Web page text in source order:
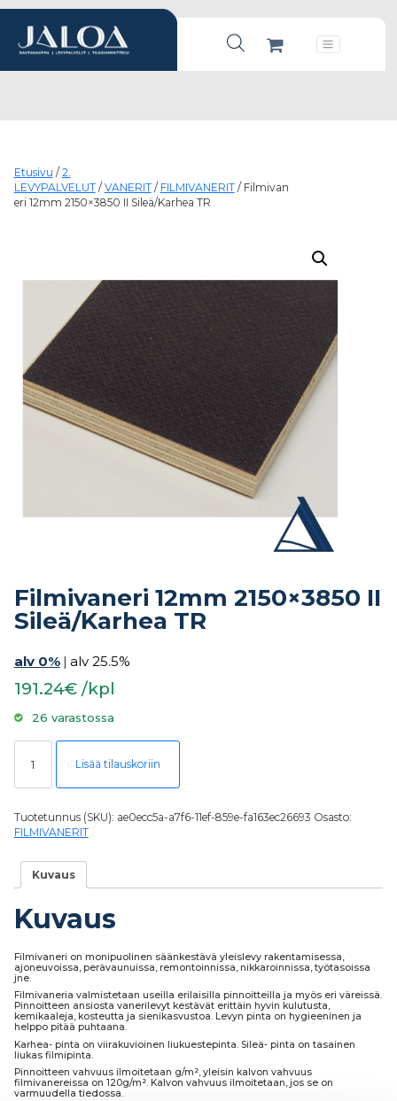
Products search
Päävalikko
Etusivu / 2.
LEVYPALVELUT/ VANERIT/ FILMIVANERIT/ Filmivan
eri 12mm 2150×3850 II Sileä/Karhea TR
Filmivaneri 12mm 2150×3850 II
Sileä/Karhea TR
alv 0% | alv 25.5%
191.24€ /kpl
26 varastossa
Filmivaneri 12mm 2150x3850 II Sileä/Karhea TR määrä
Lisää tilauskoriin
Tuotetunnus (SKU): ae0ecc5a-a7f6-11ef-859e-fa163ec26693 Osasto:
FILMIVANERIT
Kuvaus
Kuvaus
Filmivaneri on monipuolinen säänkestävä yleislevy rakentamisessa,
ajoneuvoissa, perävaunuissa, remontoinnissa, nikkaroinnissa, työtasoissa
jne.
Filmivaneria valmistetaan useilla erilaisilla pinnoitteilla ja myös eri väreissä.
Pinnoitteen ansiosta vanerilevyt kestävät erittäin hyvin kulutusta,
kemikaaleja, kosteutta ja sienikasvustoa. Levyn pinta on hygieeninen ja
helppo pitää puhtaana.
Karhea- pinta on viirakuvioinen liukuestepinta. Sileä- pinta on tasainen
liukas filmipinta.
Pinnoitteen vahvuus ilmoitetaan g/m², yleisin kalvon vahvuus
filmivanereissa on 120g/m². Kalvon vahvuus ilmoitetaan, jos se on
varmuudella tiedossa.